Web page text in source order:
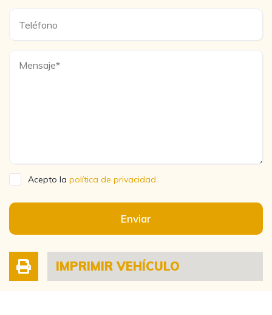
Acepto la política de privacidad
Enviar
IMPRIMIR VEHÍCULO